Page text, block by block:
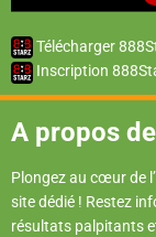
Télécharger
Inscription
A propos
Plongez au cœur de
site dédié ! Restez
résultats palpitants